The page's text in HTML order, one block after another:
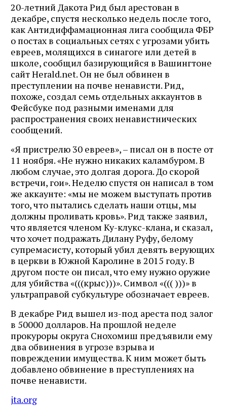
20-летний Дакота Рид был арестован в
декабре, спустя несколько недель после того,
как Антидиффамационная лига сообщила ФБР
о постах в социальных сетях с угрозами убить
евреев, молящихся в синагоге или детей в
школе, сообщил базирующийся в Вашингтоне
сайт Herald.net. Он не был обвинен в
преступлении на почве ненависти. Рид,
похоже, создал семь отдельных аккаунтов в
Фейсбуке под разными именами для
распространения своих ненавистнических
сообщений.
«Я пристрелю 30 евреев», – писал он в посте от
11 ноября. «Не нужно никаких каламбуром. В
любом случае, это долгая дорога. До скорой
встречи, гои». Неделю спустя он написал в том
же аккаунте: «мы не можем выступать против
того, что пытались сделать наши отцы, мы
должны проливать кровь». Рид также заявил,
что является членом Ку-клукс-клана, и сказал,
что хочет подражать Дилану Руфу, белому
супремасисту, который убил девять верующих
в церкви в Южной Каролине в 2015 году. В
другом посте он писал, что ему нужно оружие
для убийства «(((крыс)))». Символ «((( )))» в
ультраправой субкультуре обозначает евреев.
В декабре Рид вышел из-под ареста под залог
в 50000 долларов. На прошлой неделе
прокуроры округа Снохомиш предъявили ему
два обвинения в угрозе взрыва и
повреждении имущества. К ним может быть
добавлено обвинение в преступлениях на
почве ненависти.
jta.org